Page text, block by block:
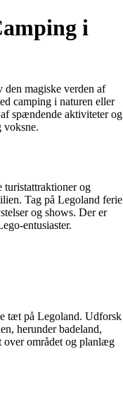
i
magiske verden af
camping i naturen eller
spændende aktiviteter og
voksne.
turistattraktioner og
Tag på Legoland ferie
og shows. Der er
entusiaster.
tæt på Legoland. Udforsk
herunder badeland,
over området og planlæg